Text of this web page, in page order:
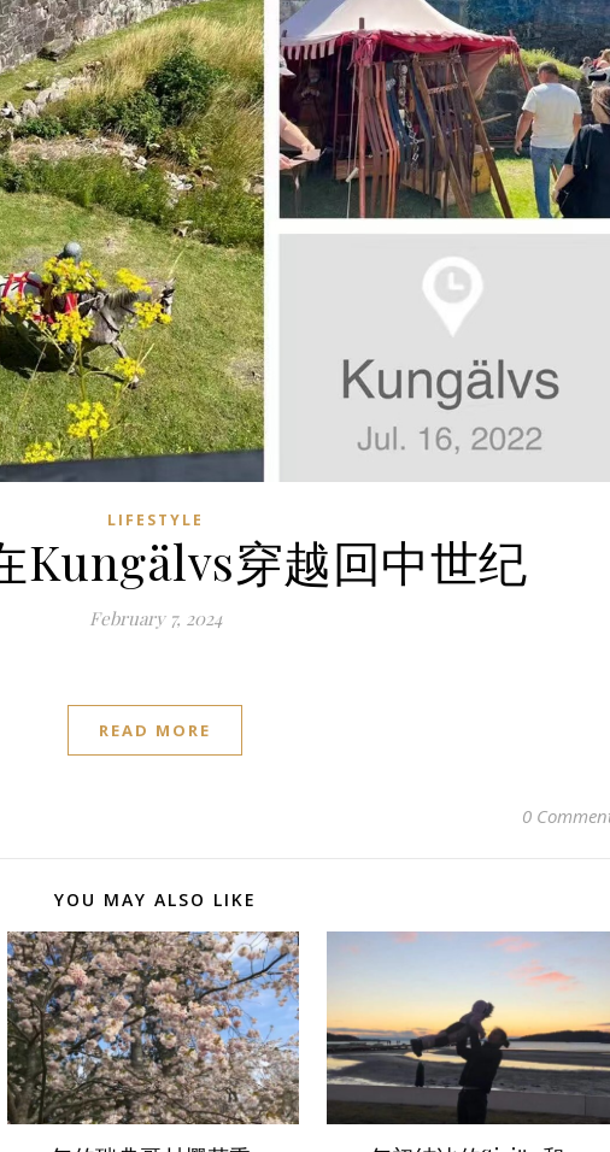
LIFESTYLE
Kungälvs穿越回中世纪
February 7, 2024
READ MORE
0
YOU MAY ALSO LIKE